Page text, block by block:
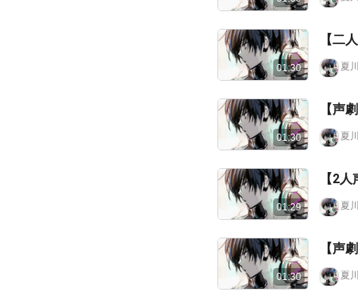
01:30
【二
夏
01:30
【声
夏
01:29
【2
夏
01:30
【声
夏